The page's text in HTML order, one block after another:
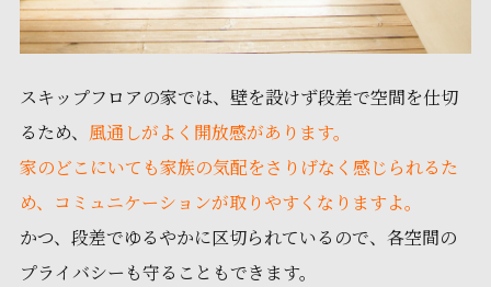
スキップフロアの家では、壁を設けず段差で空間を仕切
るため、 風通しがよく開放感があります。
家のどこにいても家族の気配をさりげなく感じられるた
め、コミュニケーションが取りやすくなりますよ。
かつ、段差でゆるやかに区切られているので、各空間の
プライバシーも守ることもできます。